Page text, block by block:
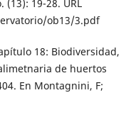
19-28. URL
ob13/3.pdf
18: Biodiversidad,
de huertos
En Montagnini, F;